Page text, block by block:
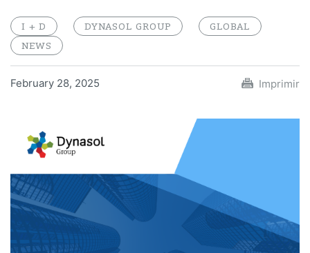
I + D DYNASOL GROUP
GLOBAL
NEWS
February 28, 2025 Imprimir